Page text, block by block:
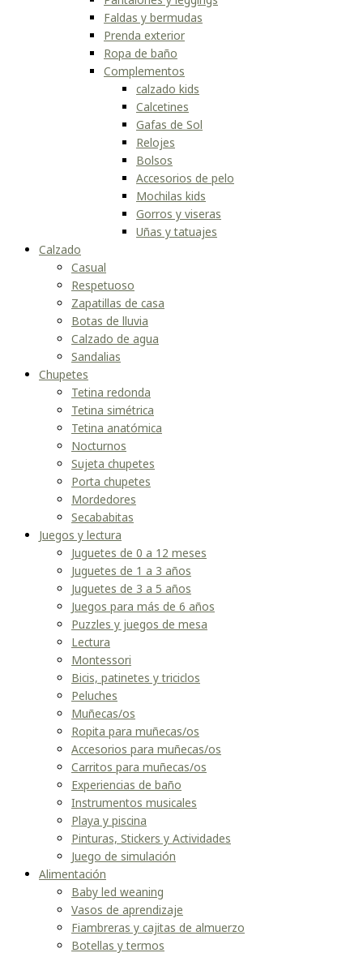
Faldas y bermudas
Prenda exterior
Ropa de baño
Complementos
calzado kids
Calcetines
Gafas de Sol
Relojes
Bolsos
Accesorios de pelo
Mochilas kids
Gorros y viseras
Uñas y tatuajes
Calzado
Casual
Respetuoso
Zapatillas de casa
Botas de lluvia
Calzado de agua
Sandalias
Chupetes
Tetina redonda
Tetina simétrica
Tetina anatómica
Nocturnos
Sujeta chupetes
Porta chupetes
Mordedores
Secababitas
Juegos y lectura
Juguetes de 0 a 12 meses
Juguetes de 1 a 3 años
Juguetes de 3 a 5 años
Juegos para más de 6 años
Puzzles y juegos de mesa
Lectura
Montessori
Bicis, patinetes y triciclos
Peluches
Muñecas/os
Ropita para muñecas/os
Accesorios para muñecas/os
Carritos para muñecas/os
Experiencias de baño
Instrumentos musicales
Playa y piscina
Pinturas, Stickers y Actividades
Juego de simulación
Alimentación
Baby led weaning
Vasos de aprendizaje
Fiambreras y cajitas de almuerzo
Botellas y termos